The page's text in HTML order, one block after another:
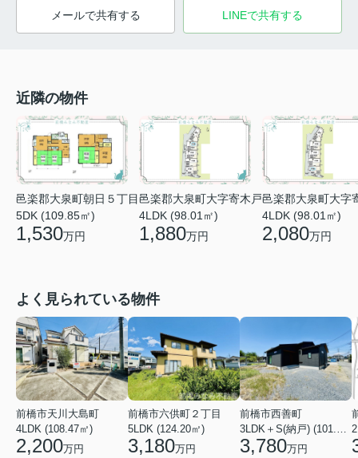
メールで共有する LINEで共有する
近隣の物件
邑楽郡大泉町朝日５丁目
5DK (109.85㎡)
1,530万円
邑楽郡大泉町大字寄木戸
4LDK (98.01㎡)
1,880万円
邑楽郡大泉町大字
4LDK (98.01㎡)
2,080万円
よく見られている物件
前橋市天川大島町
4LDK (108.47㎡)
2,200万円
前橋市六供町２丁目
5LDK (124.20㎡)
3,180万円
前橋市西善町
3LDK＋S(納戸) (101.02㎡)
3,780万円